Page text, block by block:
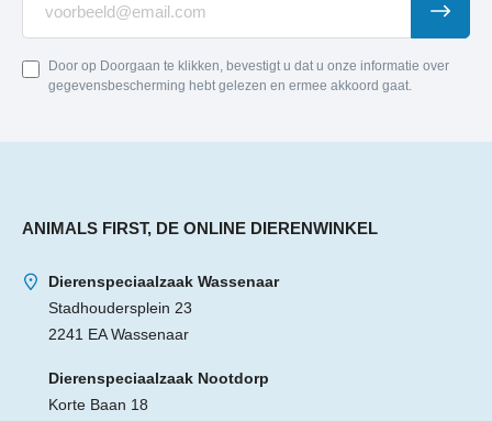
Door op Doorgaan te klikken, bevestigt u dat u onze informatie over
gegevensbescherming hebt gelezen en ermee akkoord gaat.
ANIMALS FIRST, DE ONLINE DIERENWINKEL
Dierenspeciaalzaak Wassenaar
Stadhoudersplein 23
2241 EA Wassenaar
Dierenspeciaalzaak Nootdorp
Korte Baan 18